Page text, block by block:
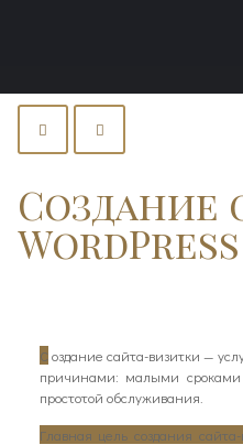
Создание
WordPress
С оздание сайта-визитки —
причинами: малыми сроками
простотой обслуживания.
Главная цель создания сайта-